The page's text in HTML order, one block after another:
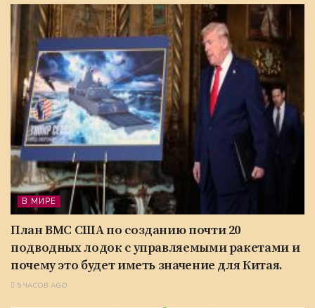
В МИРЕ
План ВМС США по созданию почти 20
подводных лодок с управляемыми ракетами и
почему это будет иметь значение для Китая.
5 ЧАСОВ AGO